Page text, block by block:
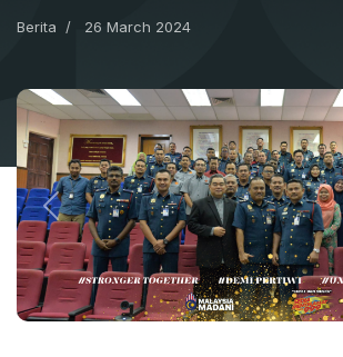
Berita 26 March 2024
Previous